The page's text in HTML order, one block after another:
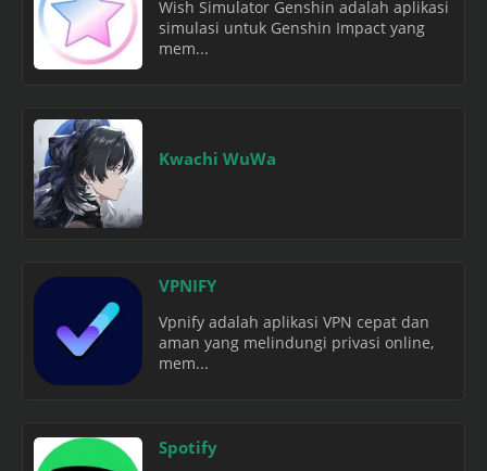
Wish Simulator Genshin adalah aplikasi
simulasi untuk Genshin Impact yang
mem...
Kwachi WuWa
VPNIFY
Vpnify adalah aplikasi VPN cepat dan
aman yang melindungi privasi online,
mem...
Spotify